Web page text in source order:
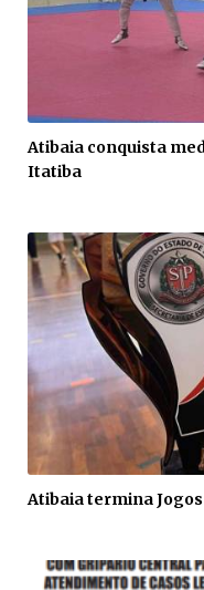
Atibaia conquista
Itatiba
Atibaia termina